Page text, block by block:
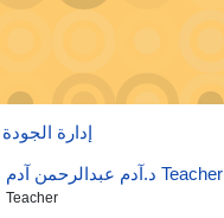
إدارة
د.آدم عبدالرحمن آدم Teacher
Teacher